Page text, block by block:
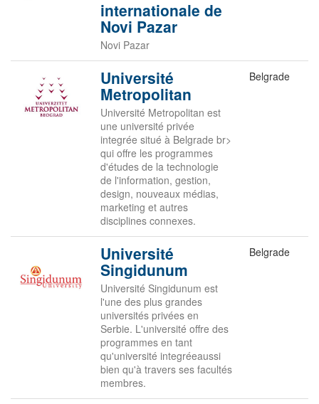
internationale de
Novi Pazar
Novi Pazar
Université
Metropolitan
Université Metropolitan est
une université privée
integrée situé à Belgrade br>
qui offre les programmes
d'études de la technologie
de l'information, gestion,
design, nouveaux médias,
marketing et autres
disciplines connexes.
Belgrade
Université
Singidunum
Université Singidunum est
l'une des plus grandes
universités privées en
Serbie. L'université offre des
programmes en tant
qu'université integréeaussi
bien qu'à travers ses facultés
membres.
Belgrade